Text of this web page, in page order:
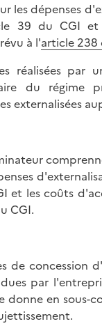
les dépenses
39 du CGI et
à l'article 238
réalisées par
du
externalisées
et les coûts
CGI.
de concession
par
donne en sous-